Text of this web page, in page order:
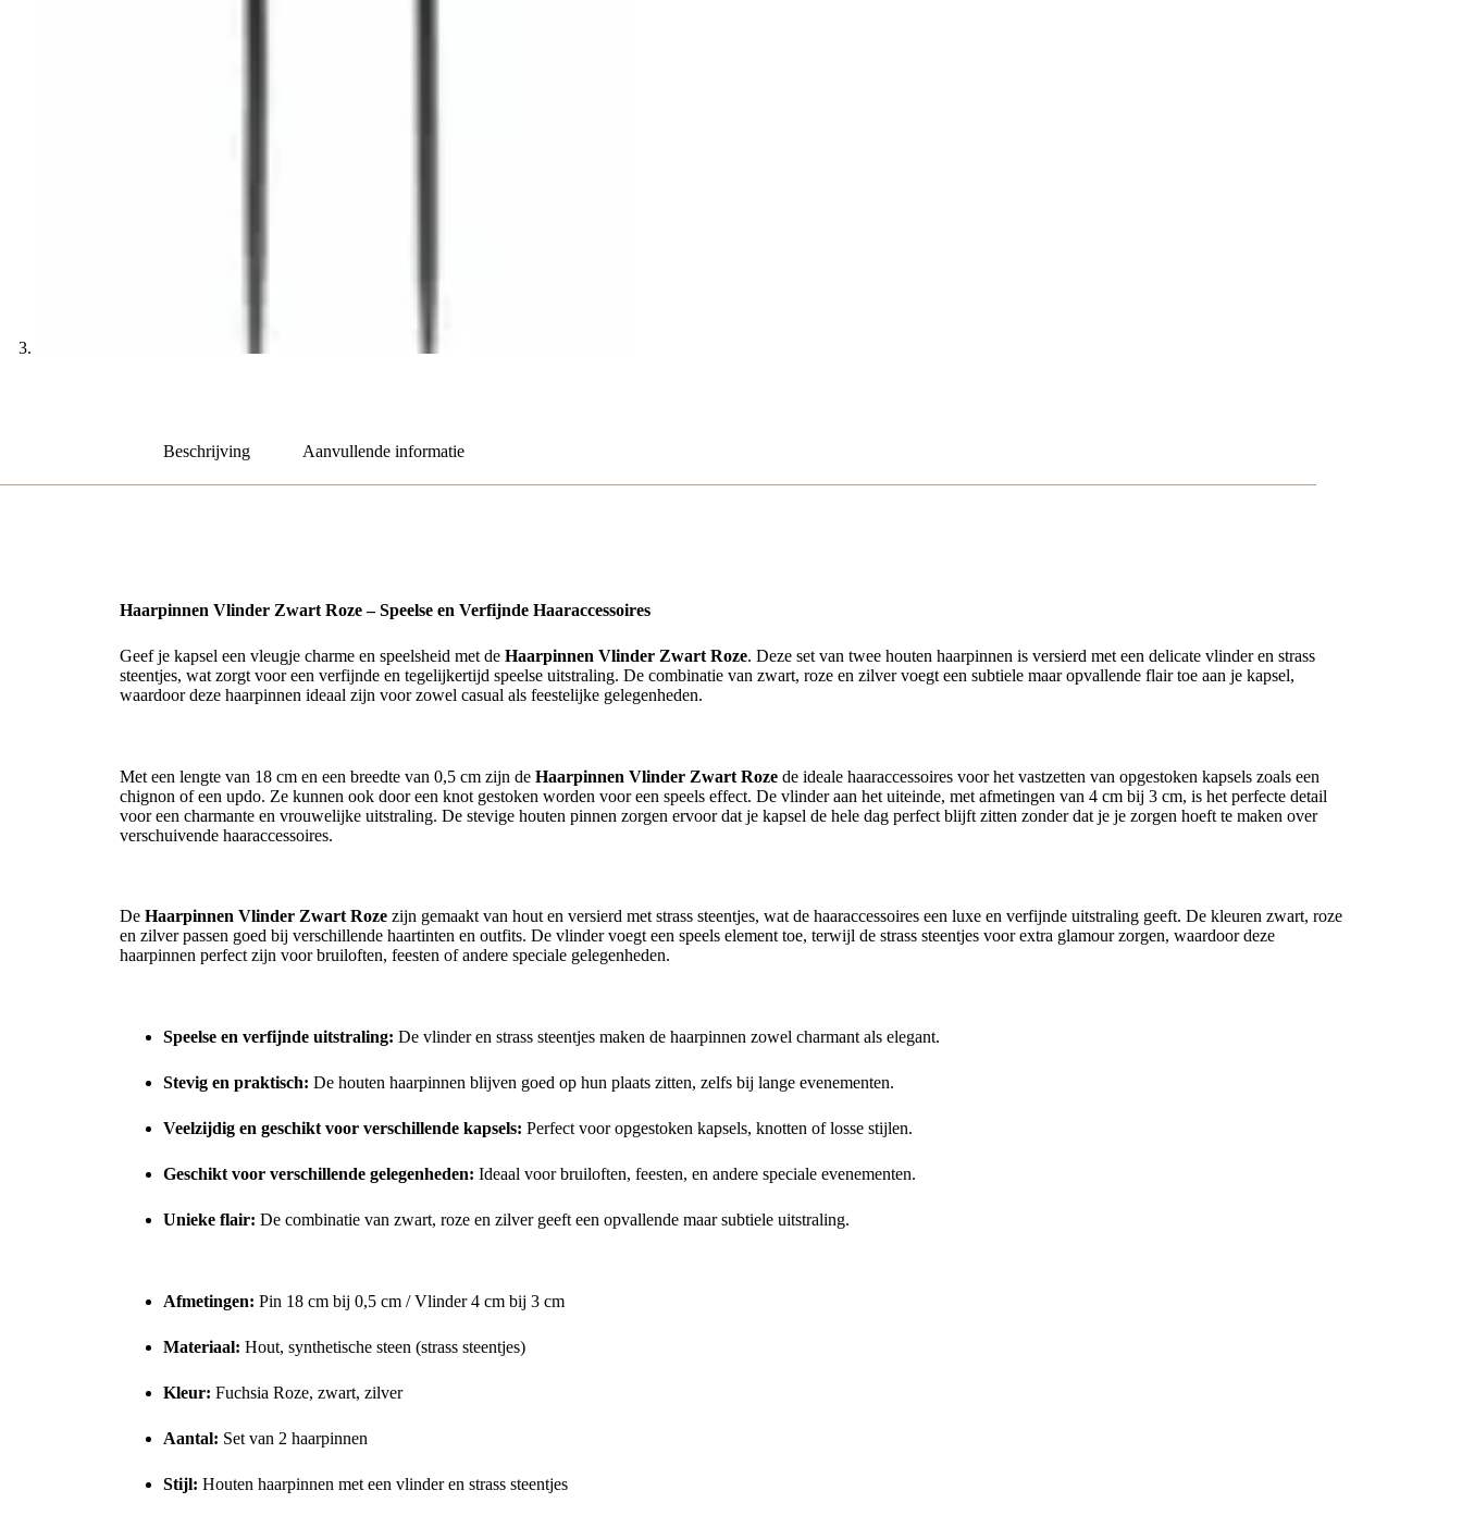
Beschrijving Aanvullende informatie
Haarpinnen Vlinder Zwart Roze – Speelse en Verfijnde Haaraccessoires
Geef je kapsel een vleugje charme en speelsheid met de Haarpinnen Vlinder Zwart Roze. Deze set van twee houten haarpinnen is versierd met een delicate vlinder en strass
steentjes, wat zorgt voor een verfijnde en tegelijkertijd speelse uitstraling. De combinatie van zwart, roze en zilver voegt een subtiele maar opvallende flair toe aan je kapsel,
waardoor deze haarpinnen ideaal zijn voor zowel casual als feestelijke gelegenheden.
Met een lengte van 18 cm en een breedte van 0,5 cm zijn de Haarpinnen Vlinder Zwart Roze de ideale haaraccessoires voor het vastzetten van opgestoken kapsels zoals een
chignon of een updo. Ze kunnen ook door een knot gestoken worden voor een speels effect. De vlinder aan het uiteinde, met afmetingen van 4 cm bij 3 cm, is het perfecte detail
voor een charmante en vrouwelijke uitstraling. De stevige houten pinnen zorgen ervoor dat je kapsel de hele dag perfect blijft zitten zonder dat je je zorgen hoeft te maken over
verschuivende haaraccessoires.
De Haarpinnen Vlinder Zwart Roze zijn gemaakt van hout en versierd met strass steentjes, wat de haaraccessoires een luxe en verfijnde uitstraling geeft. De kleuren zwart, roze
en zilver passen goed bij verschillende haartinten en outfits. De vlinder voegt een speels element toe, terwijl de strass steentjes voor extra glamour zorgen, waardoor deze
haarpinnen perfect zijn voor bruiloften, feesten of andere speciale gelegenheden.
Speelse en verfijnde uitstraling: De vlinder en strass steentjes maken de haarpinnen zowel charmant als elegant.
Stevig en praktisch: De houten haarpinnen blijven goed op hun plaats zitten, zelfs bij lange evenementen.
Veelzijdig en geschikt voor verschillende kapsels: Perfect voor opgestoken kapsels, knotten of losse stijlen.
Geschikt voor verschillende gelegenheden: Ideaal voor bruiloften, feesten, en andere speciale evenementen.
Unieke flair: De combinatie van zwart, roze en zilver geeft een opvallende maar subtiele uitstraling.
Afmetingen: Pin 18 cm bij 0,5 cm / Vlinder 4 cm bij 3 cm
Materiaal: Hout, synthetische steen (strass steentjes)
Kleur: Fuchsia Roze, zwart, zilver
Aantal: Set van 2 haarpinnen
Stijl: Houten haarpinnen met een vlinder en strass steentjes